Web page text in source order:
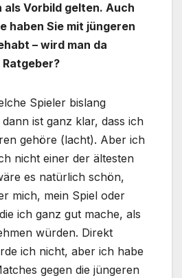
als Vorbild gelten. Auch
haben Sie mit jüngeren
– wird man da
Spieler bislang
ist ganz klar, dass ich
gehöre (lacht). Aber ich
nicht einer der ältesten
es natürlich schön,
mich, mein Spiel oder
ich ganz gut mache, als
würden. Direkt
ich nicht, aber ich habe
gegen die jüngeren